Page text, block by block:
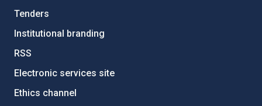
Tenders
Institutional branding
RSS
Electronic services site
Ethics channel